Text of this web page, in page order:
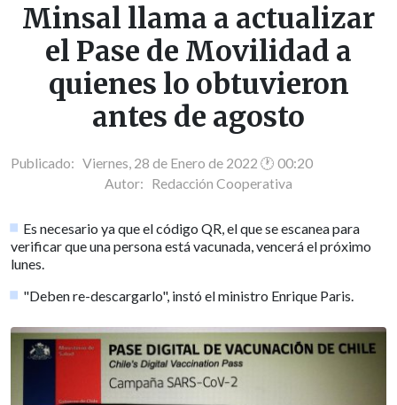
Minsal llama a actualizar
el Pase de Movilidad a
quienes lo obtuvieron
antes de agosto
Publicado: Viernes, 28 de Enero de 2022 🕐 00:20
Autor: Redacción Cooperativa
Es necesario ya que el código QR, el que se escanea para
verificar que una persona está vacunada, vencerá el próximo
lunes.
"Deben re-descargarlo", instó el ministro Enrique Paris.